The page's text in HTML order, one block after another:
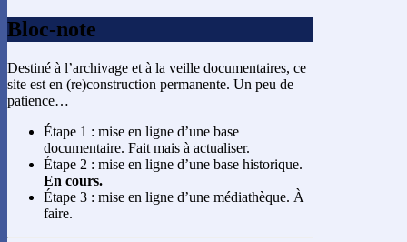
Bloc-note
Destiné à l’archivage et à la veille documentaires, ce
site est en (re)construction permanente. Un peu de
patience…
Étape 1 : mise en ligne d’une base
documentaire. Fait mais à actualiser.
Étape 2 : mise en ligne d’une base historique.
En cours.
Étape 3 : mise en ligne d’une médiathèque. À
faire.